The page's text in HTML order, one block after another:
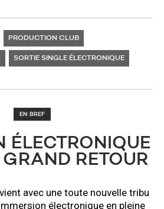
PRODUCTION CLUB
SORTIE SINGLE ÉLECTRONIQUE
EN BREF
ÉLECTRONIQUE
RETOUR
avec une toute nouvelle tribu
électronique en pleine